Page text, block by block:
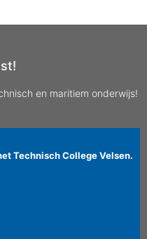
en maritiem onderwijs!
Technisch College Velsen.